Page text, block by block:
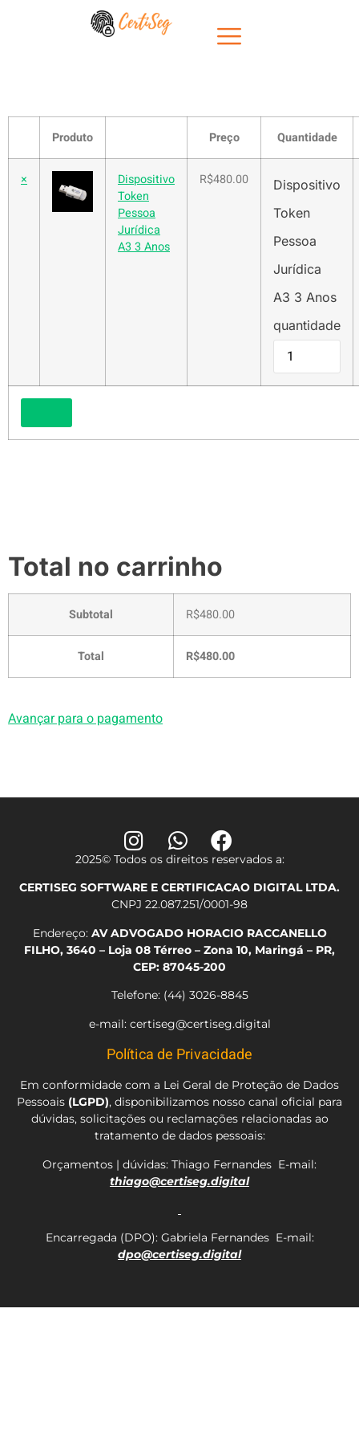
Carrinho
Produto Preço Quantidade
×
Dispositivo
Token
Pessoa
Jurídica
A3 3 Anos
R$480.00
Dispositivo
Token
Pessoa
Jurídica
A3 3 Anos
quantidade
Total no carrinho
Subtotal R$480.00
Total R$480.00
Avançar para o pagamento
2025© Todos os direitos reservados a:
CERTISEG SOFTWARE E CERTIFICACAO DIGITAL LTDA.
CNPJ 22.087.251/0001-98
Endereço: AV ADVOGADO HORACIO RACCANELLO
FILHO, 3640 – Loja 08 Térreo – Zona 10, Maringá – PR,
CEP: 87045-200
Telefone: (44) 3026-8845
e-mail: certiseg@certiseg.digital
Política de Privacidade
Em conformidade com a Lei Geral de Proteção de Dados
Pessoais (LGPD), disponibilizamos nosso canal oficial para
dúvidas, solicitações ou reclamações relacionadas ao
tratamento de dados pessoais:
Orçamentos | dúvidas: Thiago Fernandes E-mail:
thiago@certiseg.digital
Encarregada (DPO): Gabriela Fernandes E-mail:
dpo@certiseg.digital